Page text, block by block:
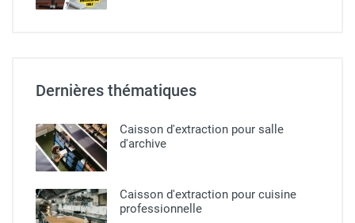
Dernières thématiques
Caisson d'extraction pour salle
d'archive
Caisson d'extraction pour cuisine
professionnelle​